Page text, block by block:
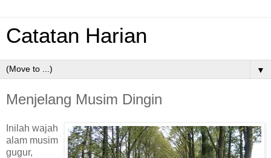
Catatan Harian
▼
Menjelang Musim Dingin
Inilah wajah
alam musim
gugur,